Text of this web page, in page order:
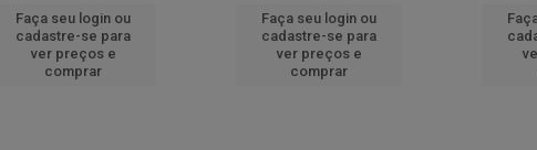
Faça seu login ou
cadastre-se para
ver preços e
comprar
Faça seu login ou
cadastre-se para
ver preços e
comprar